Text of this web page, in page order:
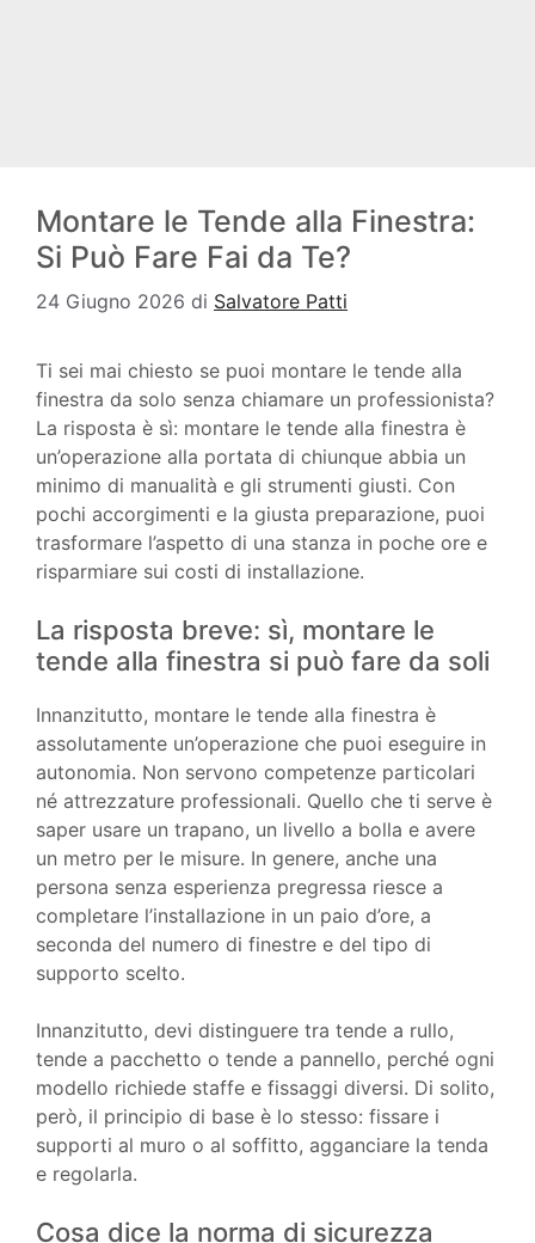
Montare le Tende alla Finestra:
Si Può Fare Fai da Te?
24 Giugno 2026 di Salvatore Patti
Ti sei mai chiesto se puoi montare le tende alla
finestra da solo senza chiamare un professionista?
La risposta è sì: montare le tende alla finestra è
un’operazione alla portata di chiunque abbia un
minimo di manualità e gli strumenti giusti. Con
pochi accorgimenti e la giusta preparazione, puoi
trasformare l’aspetto di una stanza in poche ore e
risparmiare sui costi di installazione.
La risposta breve: sì, montare le
tende alla finestra si può fare da soli
Innanzitutto, montare le tende alla finestra è
assolutamente un’operazione che puoi eseguire in
autonomia. Non servono competenze particolari
né attrezzature professionali. Quello che ti serve è
saper usare un trapano, un livello a bolla e avere
un metro per le misure. In genere, anche una
persona senza esperienza pregressa riesce a
completare l’installazione in un paio d’ore, a
seconda del numero di finestre e del tipo di
supporto scelto.
Innanzitutto, devi distinguere tra tende a rullo,
tende a pacchetto o tende a pannello, perché ogni
modello richiede staffe e fissaggi diversi. Di solito,
però, il principio di base è lo stesso: fissare i
supporti al muro o al soffitto, agganciare la tenda
e regolarla.
Cosa dice la norma di sicurezza